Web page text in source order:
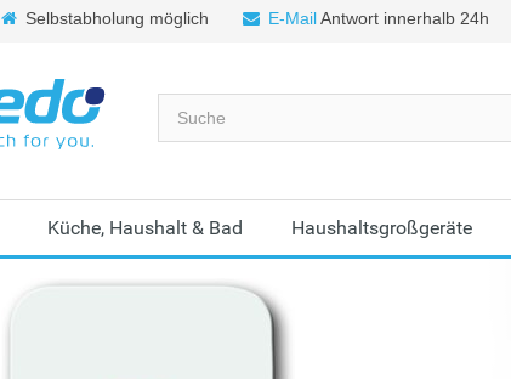
Selbstabholung möglich E-MailAntwort innerhalb 24h
Küche, Haushalt & Bad Haushaltsgroßgeräte